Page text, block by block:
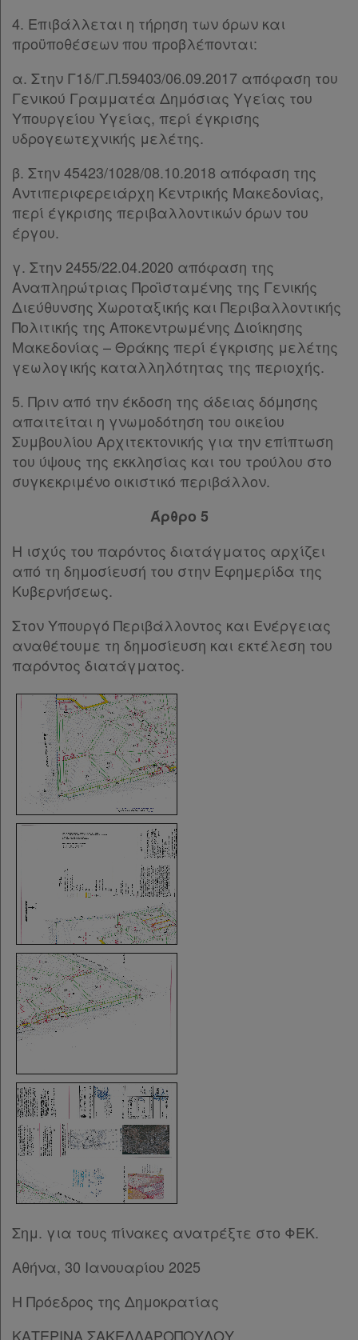
4. Επιβάλλεται η τήρηση των όρων και
προϋποθέσεων που προβλέπονται:
α. Στην Γ1δ/Γ.Π.59403/06.09.2017 απόφαση του
Γενικού Γραμματέα Δημόσιας Υγείας του
Υπουργείου Υγείας, περί έγκρισης
υδρογεωτεχνικής μελέτης.
β. Στην 45423/1028/08.10.2018 απόφαση της
Αντιπεριφερειάρχη Κεντρικής Μακεδονίας,
περί έγκρισης περιβαλλοντικών όρων του
έργου.
γ. Στην 2455/22.04.2020 απόφαση της
Αναπληρώτριας Προϊσταμένης της Γενικής
Διεύθυνσης Χωροταξικής και Περιβαλλοντικής
Πολιτικής της Αποκεντρωμένης Διοίκησης
Μακεδονίας – Θράκης περί έγκρισης μελέτης
γεωλογικής καταλληλότητας της περιοχής.
5. Πριν από την έκδοση της άδειας δόμησης
απαιτείται η γνωμοδότηση του οικείου
Συμβουλίου Αρχιτεκτονικής για την επίπτωση
του ύψους της εκκλησίας και του τρούλου στο
συγκεκριμένο οικιστικό περιβάλλον.
Άρθρο 5
Η ισχύς του παρόντος διατάγματος αρχίζει
από τη δημοσίευσή του στην Εφημερίδα της
Κυβερνήσεως.
Στον Υπουργό Περιβάλλοντος και Ενέργειας
αναθέτουμε τη δημοσίευση και εκτέλεση του
παρόντος διατάγματος.
Σημ. για τους πίνακες ανατρέξτε στο ΦΕΚ.
Αθήνα, 30 Ιανουαρίου 2025
H Πρόεδρος της Δημοκρατίας
ΚΑΤΕΡΙΝΑ ΣΑΚΕΛΛΑΡΟΠΟΥΛΟΥ